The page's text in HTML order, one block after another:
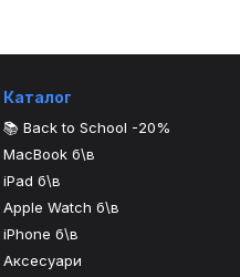
Каталог
📚 Back to School -20%
MacBook б\в
iPad б\в
Apple Watch б\в
iPhone б\в
Аксесуари